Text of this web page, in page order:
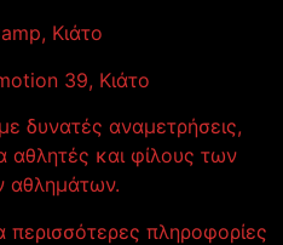
Κιάτο
39, Κιάτο
δυνατές αναμετρήσεις,
αθλητές και φίλους των
αθλημάτων.
περισσότερες πληροφορίες